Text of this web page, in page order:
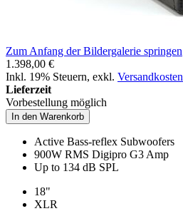
Zum Anfang der Bildergalerie springen
1.398,00 €
Inkl. 19% Steuern, exkl. Versandkosten
Lieferzeit
Vorbestellung möglich
In den Warenkorb
Active Bass-reflex Subwoofers
900W RMS Digipro G3 Amp
Up to 134 dB SPL
18"
XLR